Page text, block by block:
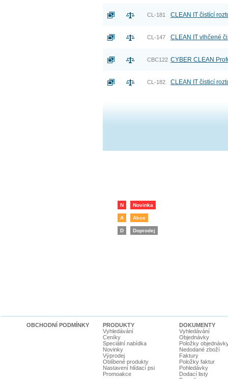
CL-181 CLEAN IT čistící
CL-147 CLEAN IT vlhčené
CBC122 CYBER CLEAN
CL-182 CLEAN IT čisticí
N Novinka
A Akce
D Doprodej
OBCHODNÍ PODMÍNKY
PRODUKTY
Vyhledávání
Ceníky
Speciální nabídka
Novinky
Výprodej
Oblíbené produkty
Nastavení hlídací psi
Promoakce
DOKUMENTY
Vyhledávání
Objednávky
Položky
Nedodané zboží
Faktury
Položky faktur
Pohledávky
Dodací listy